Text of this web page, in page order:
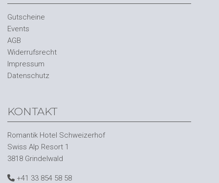
Gutscheine
Events
AGB
Widerrufsrecht
Impressum
Datenschutz
KONTAKT
Romantik Hotel Schweizerhof
Swiss Alp Resort 1
3818 Grindelwald
+41 33 854 58 58